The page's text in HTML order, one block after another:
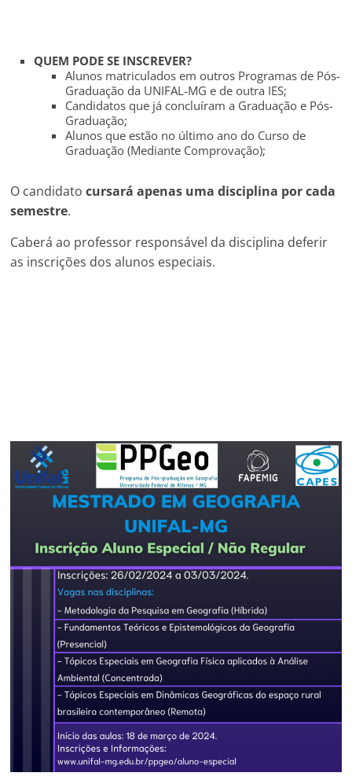
QUEM PODE SE INSCREVER?
Alunos matriculados em outros Programas de Pós-
Graduação da UNIFAL-MG e de outra IES;
Candidatos que já concluíram a Graduação e Pós-
Graduação;
Alunos que estão no último ano do Curso de
Graduação (Mediante Comprovação);
O candidatocursará apenas uma disciplina por cada
semestre.
Caberá ao professor responsável da disciplina deferir
as inscrições dos alunos especiais.